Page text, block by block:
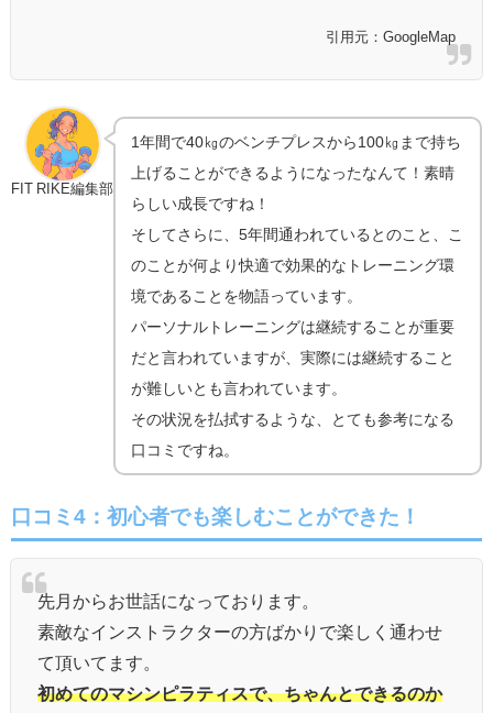
引用元：GoogleMap
FIT RIKE編集部
1年間で40㎏のベンチプレスから100㎏まで持ち
上げることができるようになったなんて！素晴
らしい成長ですね！
そしてさらに、5年間通われているとのこと、こ
のことが何より快適で効果的なトレーニング環
境であることを物語っています。
パーソナルトレーニングは継続することが重要
だと言われていますが、実際には継続すること
が難しいとも言われています。
その状況を払拭するような、とても参考になる
口コミですね。
口コミ4：初心者でも楽しむことができた！
先月からお世話になっております。
素敵なインストラクターの方ばかりで楽しく通わせ
て頂いてます。
初めてのマシンピラティスで、ちゃんとできるのか